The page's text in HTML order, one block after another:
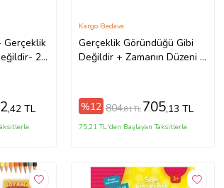
Gerçeklik
2
,42 TL
Gerçeklik Göründüğü Gibi
Değildir + Zamanın Düzeni +
Kargo Bedava
%12 804,81 TL 705,13 TL
75,21 TL'den Başlayan Taksitlerle